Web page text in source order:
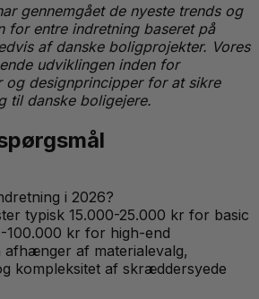
gennemgået de nyeste trends og
for entre indretning baseret på
af danske boligprojekter. Vores
udviklingen inden for
og designprincipper for at sikre
til danske boligejere.
i 2026?
typisk 15.000-25.000 kr for basic
100.000 kr for high-end
afhænger af materialevalg,
kompleksitet af skræddersyede